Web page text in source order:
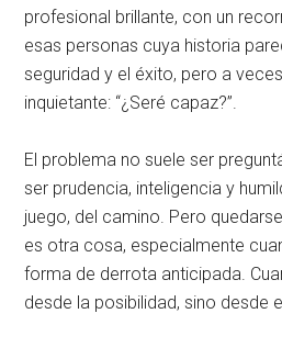
profesional brillante, con un
esas personas cuya historia
seguridad y el éxito, pero a
inquietante: “¿Seré capaz?”.
El problema no suele ser
ser prudencia, inteligencia y
juego, del camino. Pero
es otra cosa, especialmente
forma de derrota anticipada.
desde la posibilidad, sino desde